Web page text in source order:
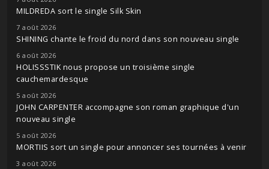
MILDREDA sort le single Silk Skin
7 août 2026
SHINING chante le froid du nord dans son nouveau single
6 août 2026
HOLISSSTIK nous propose un troisième single
cauchemardesque
5 août 2026
JOHN CARPENTER accompagne son roman graphique d'un
nouveau single
5 août 2026
MORTIIS sort un single pour annoncer ses tournées à venir
3 août 2026